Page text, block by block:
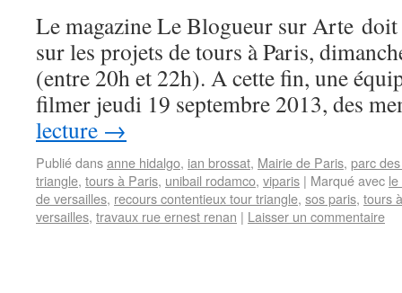
Le magazine Le Blogueur sur Arte
sur les projets de tours à Paris,
(entre 20h et 22h). A cette fin, une
filmer jeudi 19 septembre 2013, des
lecture →
Publié dansanne hidalgo, ian brossat, Mairie de Paris, parc
triangle, tours à Paris, unibail rodamco, viparis | Marqué avec
de versailles, recours contentieux tour triangle, sos paris, tours
versailles, travaux rue ernest renan | Laisser un commentaire